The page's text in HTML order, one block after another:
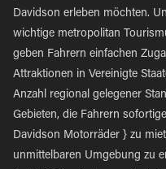
Davidson erleben möchten.
wichtige metropolitan
geben Fahrern einfachen
Attraktionen in Vereinigte
Anzahl regional gelegener
Gebieten, die Fahrern
Davidson Motorräder } zu
unmittelbaren Umgebung zu